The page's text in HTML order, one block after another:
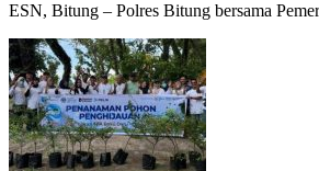
ESN, Bitung – Polres Bitung bersama